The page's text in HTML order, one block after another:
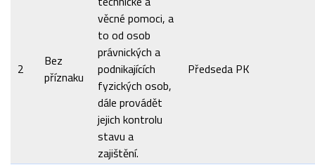
2
Bez
příznaku
věcné pomoci, a
to od osob
právnických a
podnikajících
fyzických osob,
dále provádět
jejich kontrolu
stavu a
zajištění.
Předseda PK